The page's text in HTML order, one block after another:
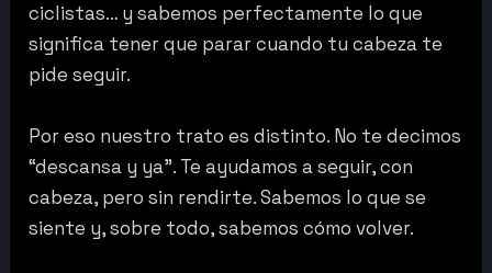
ciclistas… y sabemos perfectamente lo que
significa tener que parar cuando tu cabeza te
pide seguir.
Por eso nuestro trato es distinto. No te decimos
“descansa y ya”. Te ayudamos a seguir, con
cabeza, pero sin rendirte. Sabemos lo que se
siente y, sobre todo, sabemos cómo volver.